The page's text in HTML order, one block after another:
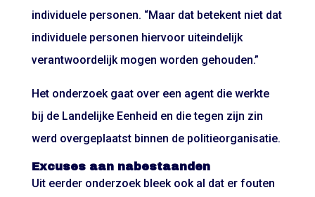
individuele personen. “Maar dat betekent niet dat
individuele personen hiervoor uiteindelijk
verantwoordelijk mogen worden gehouden.”
Het onderzoek gaat over een agent die werkte
bij de Landelijke Eenheid en die tegen zijn zin
werd overgeplaatst binnen de politieorganisatie.
Excuses aan nabestaanden
Uit eerder onderzoek bleek ook al dat er fouten